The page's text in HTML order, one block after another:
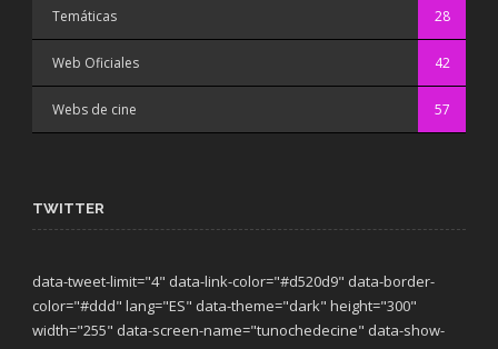
Temáticas 28
Web Oficiales 42
Webs de cine 57
TWITTER
data-tweet-limit="4" data-link-color="#d520d9" data-border-
color="#ddd" lang="ES" data-theme="dark" height="300"
width="255" data-screen-name="tunochedecine" data-show-